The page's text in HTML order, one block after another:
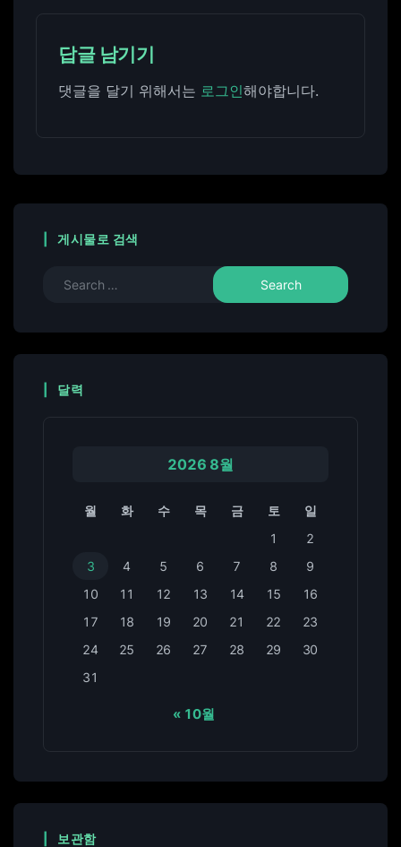
답글 남기기
댓글을 달기 위해서는 로그인해야합니다.
게시물로 검색
달력
2026 8월
월 화 수 목 금 토
일
1
2
3
4 5 6 7 8
9
10
11 12 13 14 15
16
17
18 19 20 21 22
23
24
25 26 27 28 29
30
31
« 10월
보관함